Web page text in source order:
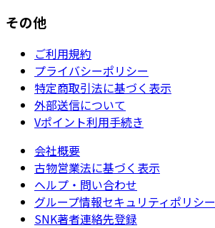
その他
ご利用規約
プライバシーポリシー
特定商取引法に基づく表示
外部送信について
Vポイント利用手続き
会社概要
古物営業法に基づく表示
ヘルプ・問い合わせ
グループ情報セキュリティポリシー
SNK著者連絡先登録